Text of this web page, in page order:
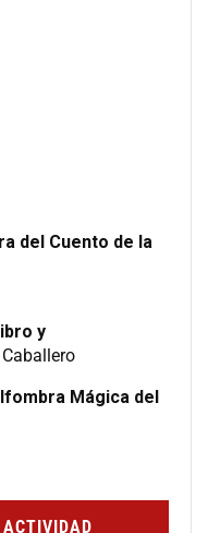
del Cuento de la
y
Mágica del